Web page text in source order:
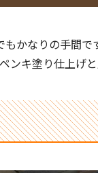
かなりの手間
キ塗り仕上げ